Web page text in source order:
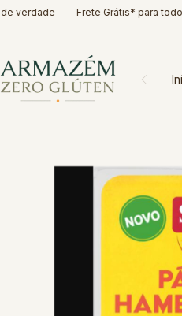
Frete Grátis* para todo o